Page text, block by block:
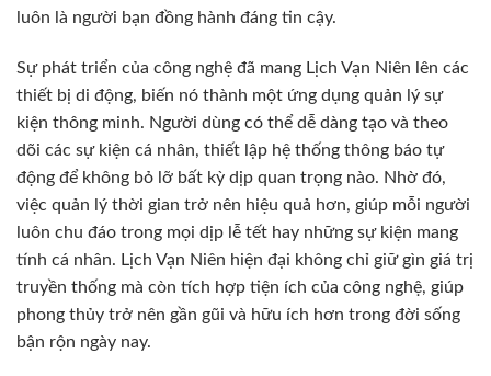
luôn là người bạn đồng hành đáng tin cậy.
Sự phát triển của công nghệ đã mang Lịch Vạn Niên lên các
thiết bị di động, biến nó thành một ứng dụng quản lý sự
kiện thông minh. Người dùng có thể dễ dàng tạo và theo
dõi các sự kiện cá nhân, thiết lập hệ thống thông báo tự
động để không bỏ lỡ bất kỳ dịp quan trọng nào. Nhờ đó,
việc quản lý thời gian trở nên hiệu quả hơn, giúp mỗi người
luôn chu đáo trong mọi dịp lễ tết hay những sự kiện mang
tính cá nhân. Lịch Vạn Niên hiện đại không chỉ giữ gìn giá trị
truyền thống mà còn tích hợp tiện ích của công nghệ, giúp
phong thủy trở nên gần gũi và hữu ích hơn trong đời sống
bận rộn ngày nay.